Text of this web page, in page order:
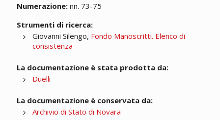
Numerazione:nn. 73-75
Strumenti di ricerca:
Giovanni Silengo, Fondo Manoscritti. Elenco di
consistenza
La documentazione è stata prodotta da:
Duelli
La documentazione è conservata da:
Archivio di Stato di Novara